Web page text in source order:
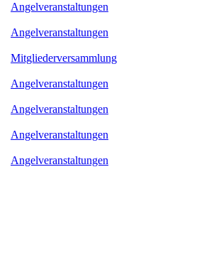
Angelveranstaltungen
Angelveranstaltungen
Mitgliederversammlung
Angelveranstaltungen
Angelveranstaltungen
Angelveranstaltungen
Angelveranstaltungen